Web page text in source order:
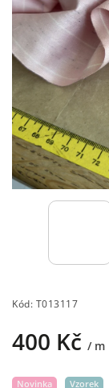
Kód: T013117
400 Kč / m
Novinka Vzorek